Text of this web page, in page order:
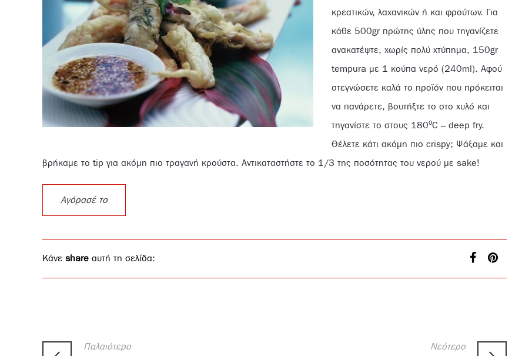
κρεατικών, λαχανικών ή και φρούτων. Για
κάθε 500gr πρώτης ύλης που τηγανίζετε
ανακατέψτε, χωρίς πολύ χτύπημα, 150gr
tempura με 1 κούπα νερό (240ml). Αφού
στεγνώσετε καλά το προϊόν που πρόκειται
να πανάρετε, βουτήξτε το στο χυλό και
τηγανίστε το στους 180οC – deep fry.
Θέλετε κάτι ακόμη πιο crispy; Ψάξαμε και
βρήκαμε το tip για ακόμη πιο τραγανή κρούστα. Αντικαταστήστε το 1/3 της ποσότητας του νερού με sake!
Αγόρασέ το
Κάνε share αυτή τη σελίδα:
Παλαιότερο
Νεότερο